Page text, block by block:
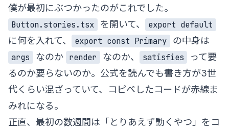
僕が最初にぶつかったのがこれでした。
Button.stories.tsx
を開いて、
export default
に何を入れて、
export const Primary
の中身は
args
なのか render なのか、 satisfies
って要
るのか要らないのか。公式を読んでも書き方が3世
代くらい混ざっていて、コピペしたコードが赤線ま
みれになる。
正直、最初の数週間は「とりあえず動くやつ」をコ